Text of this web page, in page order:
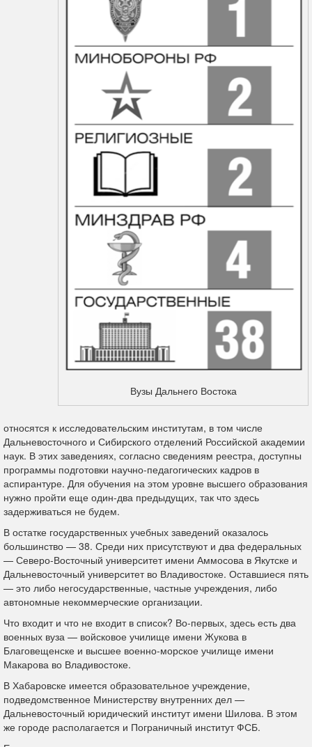
Вузы Дальнего Востока
относятся к исследовательским институтам, в том числе
Дальневосточного и Сибирского отделений Российской академии
наук. В этих заведениях, согласно сведениям реестра, доступны
программы подготовки научно-педагогических кадров в
аспирантуре. Для обучения на этом уровне высшего образования
нужно пройти еще один-два предыдущих, так что здесь
задерживаться не будем.
В остатке государственных учебных заведений оказалось
большинство — 38. Среди них присутствуют и два федеральных
— Северо-Восточный университет имени Аммосова в Якутске и
Дальневосточный университет во Владивостоке. Оставшиеся пять
— это либо негосударственные, частные учреждения, либо
автономные некоммерческие организации.
Что входит и что не входит в список? Во-первых, здесь есть два
военных вуза — войсковое училище имени Жукова в
Благовещенске и высшее военно-морское училище имени
Макарова во Владивостоке.
В Хабаровске имеется образовательное учреждение,
подведомственное Министерству внутренних дел —
Дальневосточный юридический институт имени Шилова. В этом
же городе располагается и Пограничный институт ФСБ.